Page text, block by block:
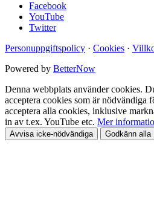
Facebook
YouTube
Twitter
Personuppgiftspolicy · Cookies ·
Powered by BetterNow
Denna webbplats använder cookies.
acceptera cookies som är nödvändiga
acceptera alla cookies, inklusive
in av t.ex. YouTube etc. Mer
Avvisa icke-nödvändiga Godkänn alla